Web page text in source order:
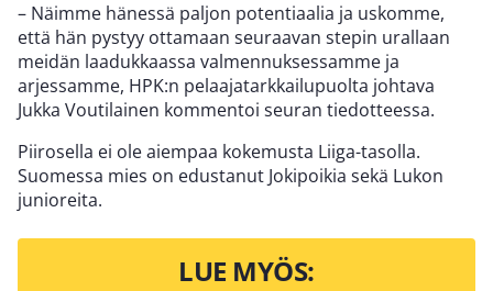
– Näimme hänessä paljon potentiaalia ja uskomme,
että hän pystyy ottamaan seuraavan stepin urallaan
meidän laadukkaassa valmennuksessamme ja
arjessamme, HPK:n pelaajatarkkailupuolta johtava
Jukka Voutilainen kommentoi seuran tiedotteessa.
Piirosella ei ole aiempaa kokemusta Liiga-tasolla.
Suomessa mies on edustanut Jokipoikia sekä Lukon
junioreita.
LUE MYÖS: